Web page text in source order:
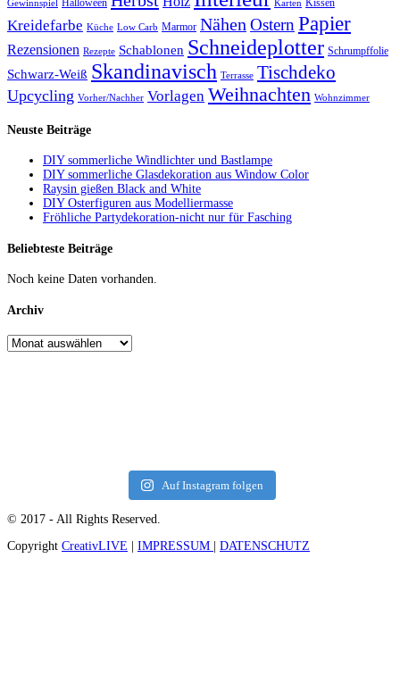
Gewinnspiel Halloween Karten Kissen
Kreidefarbe Küche Low Carb Marmor Nähen Ostern Papier
Rezensionen Rezepte Schablonen Schneideplotter Schrumpffolie
Schwarz-Weiß Skandinavisch Terrasse Tischdeko
Upcycling Vorher/Nachher Vorlagen Weihnachten Wohnzimmer
Neuste Beiträge
DIY sommerliche Windlichter und Bastlampe
DIY sommerliche Glasdekoration aus Window Color
Raysin gießen Black and White
DIY Osterfiguren aus Modelliermasse
Fröhliche Partydekoration-nicht nur für Fasching
Beliebteste Beiträge
Noch keine Daten vorhanden.
Archiv
Auf Instagram folgen
© 2017 - All Rights Reserved.
Copyright CreativLIVE | IMPRESSUM | DATENSCHUTZ